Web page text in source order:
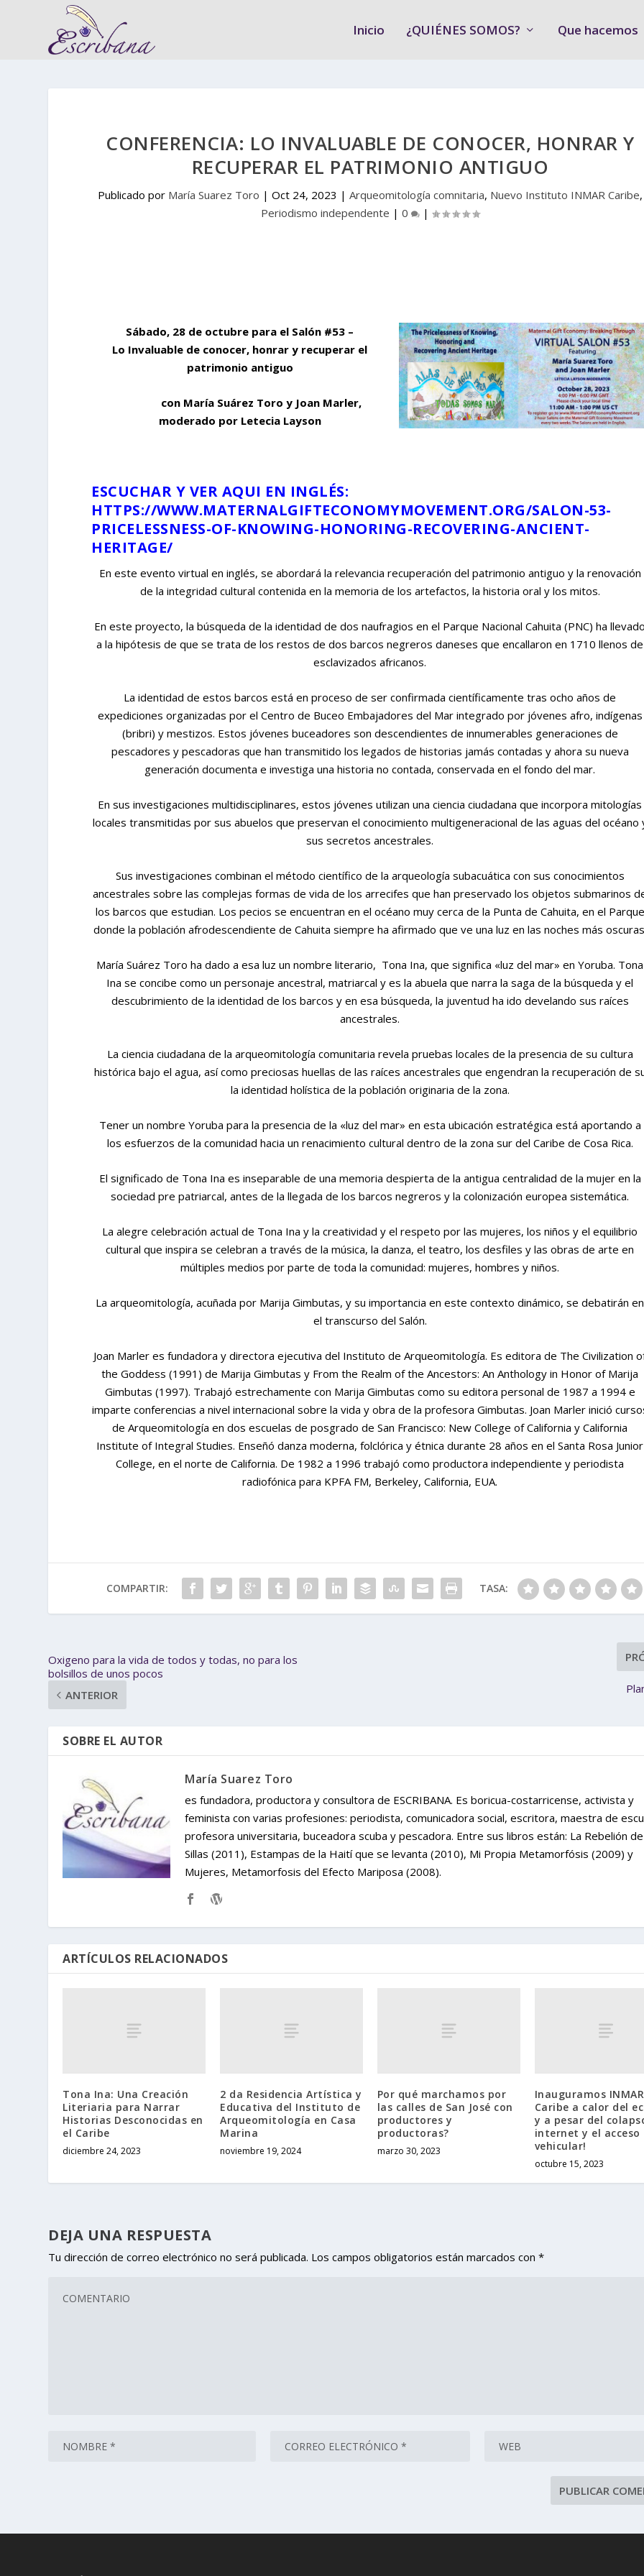
Inicio ¿QUIÉNES SOMOS? Que hacemos
CONFERENCIA: LO INVALUABLE DE CONOCER, HONRAR Y
RECUPERAR EL PATRIMONIO ANTIGUO
Publicado por María Suarez Toro | Oct 24, 2023 | Arqueomitología comnitaria, Nuevo Instituto INMAR Caribe,
Periodismo independente | 0 |
Sábado, 28 de octubre para el Salón #53 –
Lo Invaluable de conocer, honrar y recuperar el
patrimonio antiguo
con María Suárez Toro y Joan Marler,
moderado por Letecia Layson
ESCUCHAR Y VER AQUI EN INGLÉS:
HTTPS://WWW.MATERNALGIFTECONOMYMOVEMENT.ORG/SALON-53-
PRICELESSNESS-OF-KNOWING-HONORING-RECOVERING-ANCIENT-
HERITAGE/
En este evento virtual en inglés, se abordará la relevancia recuperación del patrimonio antiguo y la renovación
de la integridad cultural contenida en la memoria de los artefactos, la historia oral y los mitos.
En este proyecto, la búsqueda de la identidad de dos naufragios en el Parque Nacional Cahuita (PNC) ha
a la hipótesis de que se trata de los restos de dos barcos negreros daneses que encallaron en 1710 llenos de
esclavizados africanos.
La identidad de estos barcos está en proceso de ser confirmada científicamente tras ocho años de
expediciones organizadas por el Centro de Buceo Embajadores del Mar integrado por jóvenes afro, indígenas
(bribri) y mestizos. Estos jóvenes buceadores son descendientes de innumerables generaciones de
pescadores y pescadoras que han transmitido los legados de historias jamás contadas y ahora su nueva
generación documenta e investiga una historia no contada, conservada en el fondo del mar.
En sus investigaciones multidisciplinares, estos jóvenes utilizan una ciencia ciudadana que incorpora mitologías
locales transmitidas por sus abuelos que preservan el conocimiento multigeneracional de las aguas del océano
sus secretos ancestrales.
Sus investigaciones combinan el método científico de la arqueología subacuática con sus conocimientos
ancestrales sobre las complejas formas de vida de los arrecifes que han preservado los objetos submarinos
los barcos que estudian. Los pecios se encuentran en el océano muy cerca de la Punta de Cahuita, en el Parque
donde la población afrodescendiente de Cahuita siempre ha afirmado que ve una luz en las noches más
María Suárez Toro ha dado a esa luz un nombre literario, Tona Ina, que significa «luz del mar» en Yoruba. Tona
Ina se concibe como un personaje ancestral, matriarcal y es la abuela que narra la saga de la búsqueda y el
descubrimiento de la identidad de los barcos y en esa búsqueda, la juventud ha ido develando sus raíces
ancestrales.
La ciencia ciudadana de la arqueomitología comunitaria revela pruebas locales de la presencia de su cultura
histórica bajo el agua, así como preciosas huellas de las raíces ancestrales que engendran la recuperación de
la identidad holística de la población originaria de la zona.
Tener un nombre Yoruba para la presencia de la «luz del mar» en esta ubicación estratégica está aportando a
los esfuerzos de la comunidad hacia un renacimiento cultural dentro de la zona sur del Caribe de Cosa Rica.
El significado de Tona Ina es inseparable de una memoria despierta de la antigua centralidad de la mujer en la
sociedad pre patriarcal, antes de la llegada de los barcos negreros y la colonización europea sistemática.
La alegre celebración actual de Tona Ina y la creatividad y el respeto por las mujeres, los niños y el equilibrio
cultural que inspira se celebran a través de la música, la danza, el teatro, los desfiles y las obras de arte en
múltiples medios por parte de toda la comunidad: mujeres, hombres y niños.
La arqueomitología, acuñada por Marija Gimbutas, y su importancia en este contexto dinámico, se debatirán en
el transcurso del Salón.
Joan Marler es fundadora y directora ejecutiva del Instituto de Arqueomitología. Es editora de The Civilization
the Goddess (1991) de Marija Gimbutas y From the Realm of the Ancestors: An Anthology in Honor of Marija
Gimbutas (1997). Trabajó estrechamente con Marija Gimbutas como su editora personal de 1987 a 1994 e
imparte conferencias a nivel internacional sobre la vida y obra de la profesora Gimbutas. Joan Marler inició
de Arqueomitología en dos escuelas de posgrado de San Francisco: New College of California y California
Institute of Integral Studies. Enseñó danza moderna, folclórica y étnica durante 28 años en el Santa Rosa Junior
College, en el norte de California. De 1982 a 1996 trabajó como productora independiente y periodista
radiofónica para KPFA FM, Berkeley, California, EUA.
COMPARTIR: TASA:
Oxigeno para la vida de todos y todas, no para los
bolsillos de unos pocos
ANTERIOR
SOBRE EL AUTOR
María Suarez Toro
es fundadora, productora y consultora de ESCRIBANA. Es boricua-costarricense, activista y
feminista con varias profesiones: periodista, comunicadora social, escritora, maestra de
profesora universitaria, buceadora scuba y pescadora. Entre sus libros están: La Rebelión
Sillas (2011), Estampas de la Haití que se levanta (2010), Mi Propia Metamorfósis (2009) y
Mujeres, Metamorfosis del Efecto Mariposa (2008).
ARTÍCULOS RELACIONADOS
Tona Ina: Una Creación
Literiaria para Narrar
Historias Desconocidas en
el Caribe
diciembre 24, 2023
2 da Residencia Artística y
Educativa del Instituto de
Arqueomitología en Casa
Marina
noviembre 19, 2024
Por qué marchamos por
las calles de San José con
productores y
productoras?
marzo 30, 2023
Inauguramos INMAR
Caribe a calor del
y a pesar del
internet y el acceso
vehicular!
octubre 15, 2023
DEJA UNA RESPUESTA
Tu dirección de correo electrónico no será publicada. Los campos obligatorios están marcados con*